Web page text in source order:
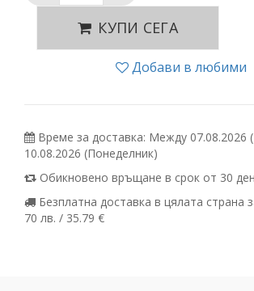
КУПИ СЕГА
Добави в любими
Време за доставка: Между 07.08.2026
10.08.2026 (Понеделник)
Обикновено връщане в срок от 30
Безплатна доставка в цялата страна
70 лв. / 35.79 €